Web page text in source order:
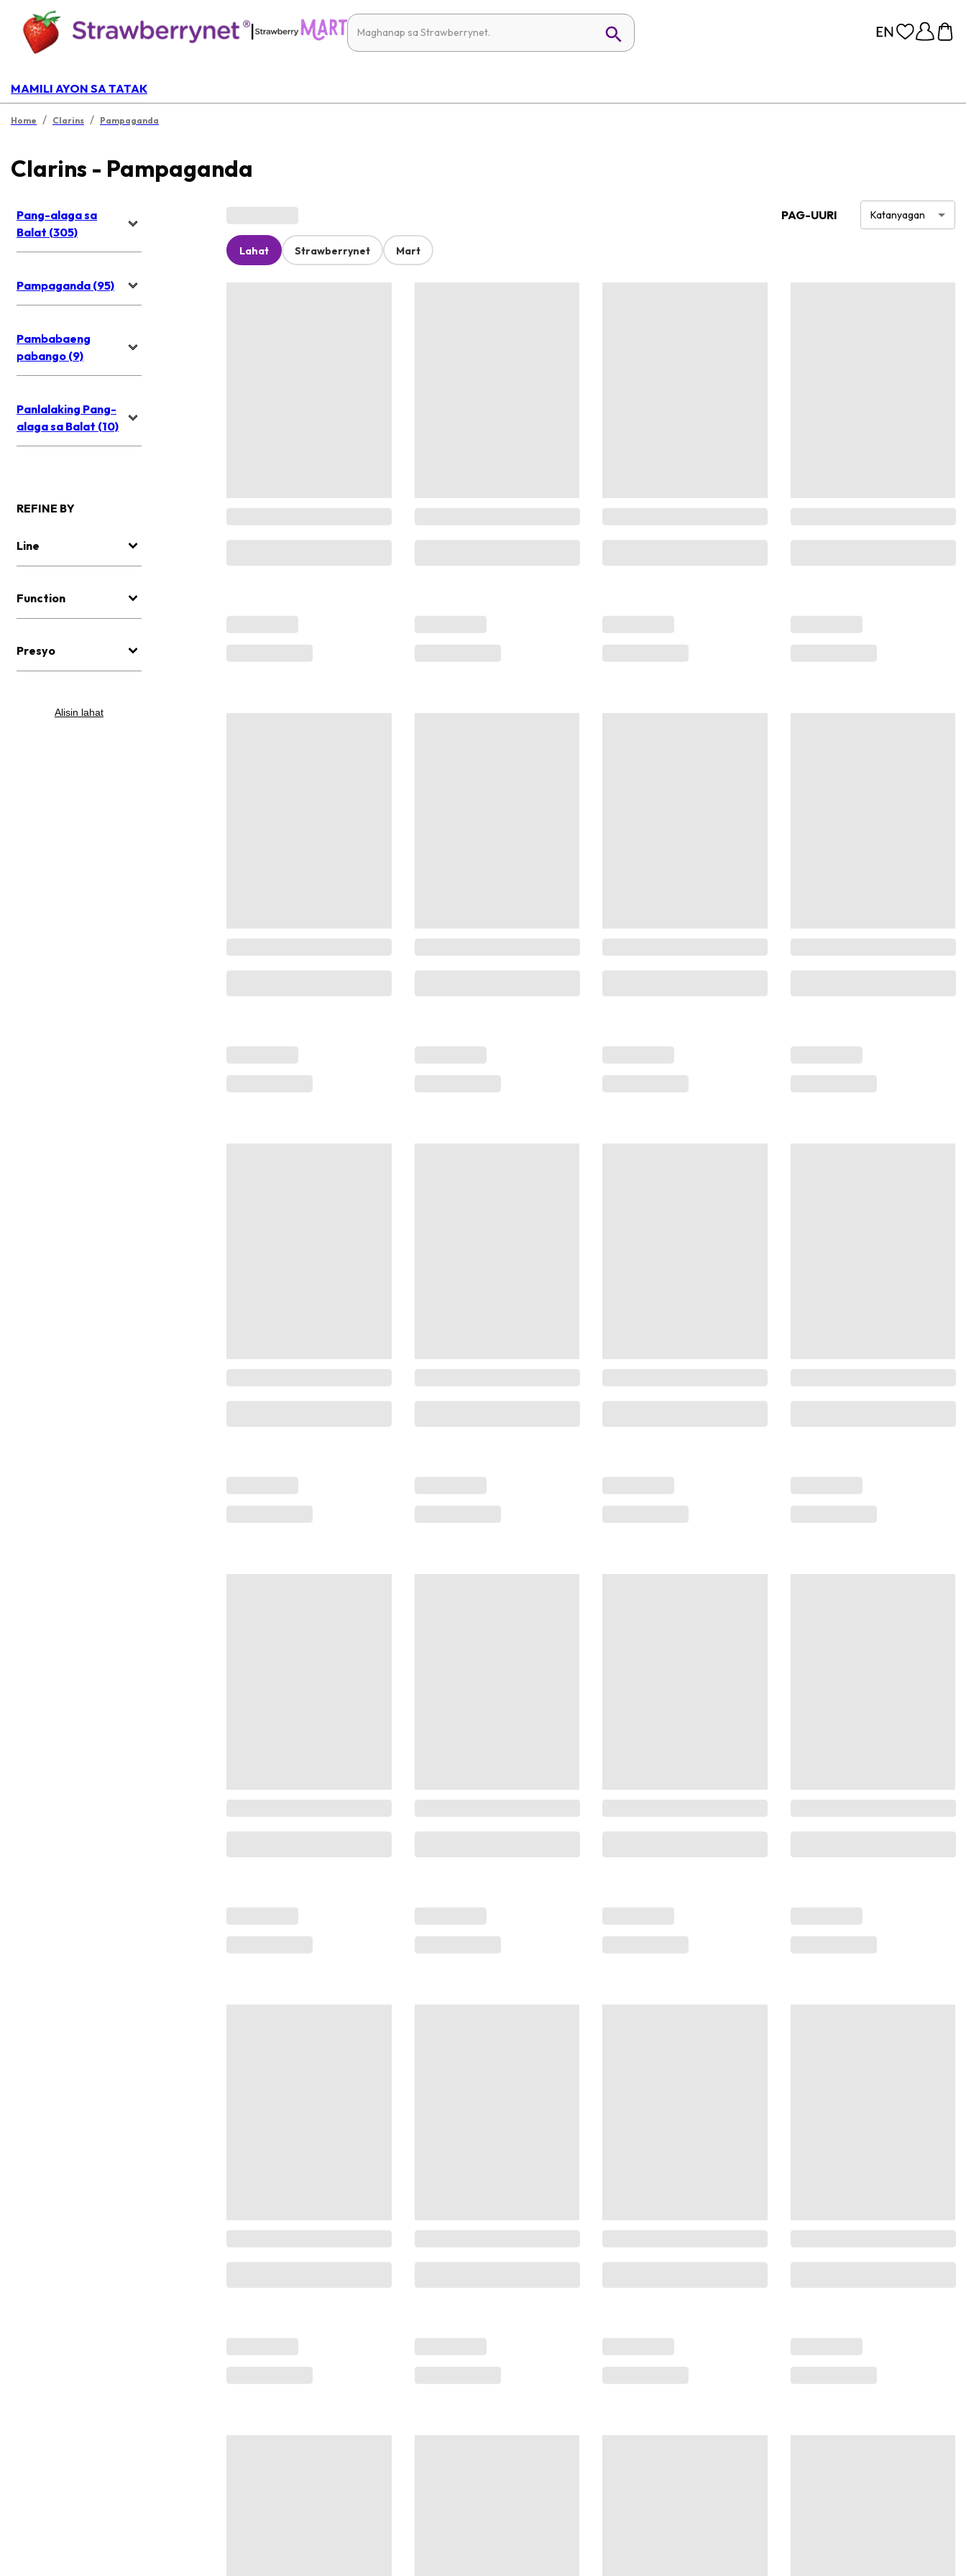
|
MAMILI AYON SA TATAK
Home / Clarins / Pampaganda
Clarins - Pampaganda
Pang-alaga sa
Balat (305)
Pampaganda (95)
Pambabaeng
pabango (9)
Panlalaking Pang-
alaga sa Balat (10)
REFINE BY
Line
Function
Presyo
Alisin lahat
PAG-UURI Katanyagan
Lahat Strawberrynet Mart